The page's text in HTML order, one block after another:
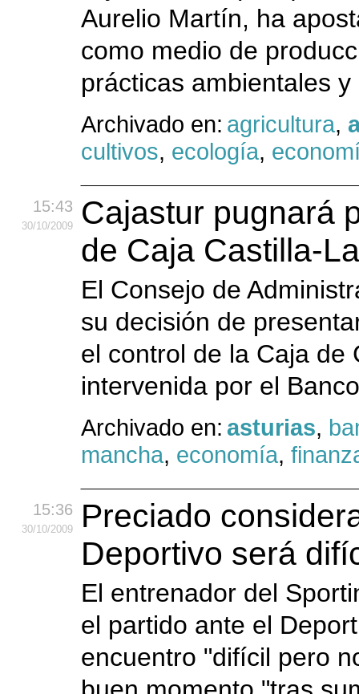
Aurelio Martín, ha
como medio de
prácticas ambientales
Archivado en: agricultura,
cultivos, ecología,
15:43
30/10/2009
Cajastur pugnará
de Caja Castilla-
El Consejo de
su decisión de
el control de la Caja de
intervenida por el
Archivado en: asturias,
mancha, economía,
15:36
30/10/2009
Preciado
Deportivo será
El entrenador del
el partido ante el
encuentro "difícil pero